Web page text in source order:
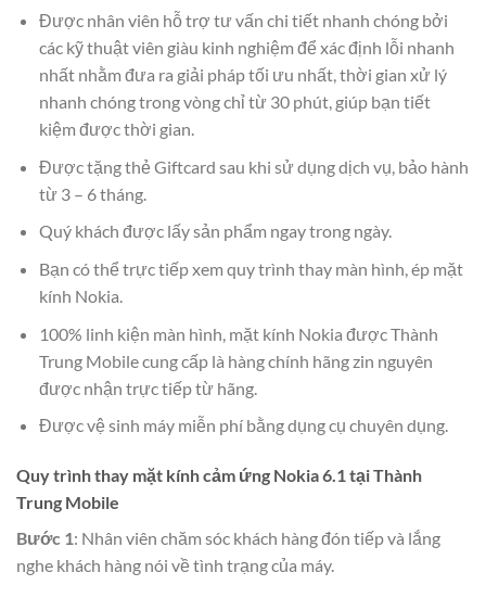
Được nhân viên hỗ trợ tư vấn chi tiết nhanh chóng bởi
các kỹ thuật viên giàu kinh nghiệm để xác định lỗi nhanh
nhất nhằm đưa ra giải pháp tối ưu nhất, thời gian xử lý
nhanh chóng trong vòng chỉ từ 30 phút, giúp bạn tiết
kiệm được thời gian.
Được tặng thẻ Giftcard sau khi sử dụng dịch vụ, bảo hành
từ 3 – 6 tháng.
Quý khách được lấy sản phẩm ngay trong ngày.
Bạn có thể trực tiếp xem quy trình thay màn hình, ép mặt
kính Nokia.
100% linh kiện màn hình, mặt kính Nokia được Thành
Trung Mobile cung cấp là hàng chính hãng zin nguyên
được nhận trực tiếp từ hãng.
Được vệ sinh máy miễn phí bằng dụng cụ chuyên dụng.
Quy trình thay mặt kính cảm ứng Nokia 6.1 tại Thành
Trung Mobile
Bước 1: Nhân viên chăm sóc khách hàng đón tiếp và lắng
nghe khách hàng nói về tình trạng của máy.